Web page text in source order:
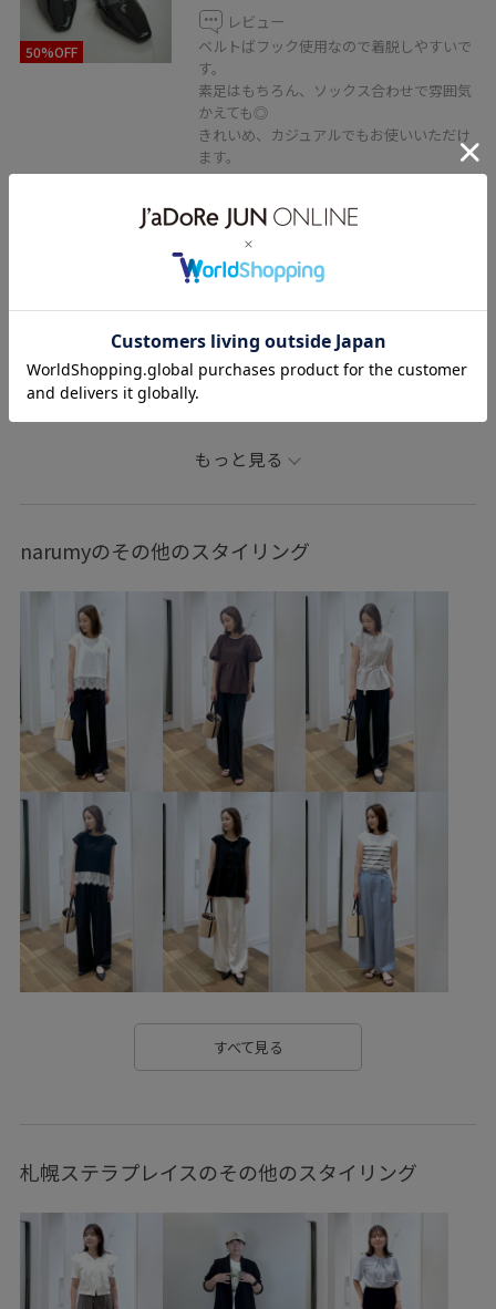
50%OFF
レビュー
ベルトばフック使用なので着脱しやすいで
す。
素足はもちろん、ソックス合わせで雰囲気
かえても◎
きれいめ、カジュアルでもお使いいただけ
ます。
春コーデ 初夏コーデ
デートコーデ お出かけコーデ 大人カジュアル
パンツスタイル ROPÉ PICNIC ストレート
ノーマル トップス
GDM16660
26SSシャーベットニット 2BUY10%OFF対象商品
UVカット Vネック
ちゃんとプラスかわいい保証 ウエスト切り替え
カラーニット カーディガン コットン サンダル
シアー シアー感 シアー素材 シャリ感 スカーフ
スタイルアップ スッキリ ソックス
タイツ タイト デニムに合わせる ドライ
ドライタッチ ナイロン ニット ベーシック
ベーシックカラー ペプラム メリハリ レイヤード風
ワイドパンツ 上品 伸縮性 冷んやり 切り替え
肌触りが良い 脚長効果 薄手
もっと見る
narumyのその他のスタイリング
すべて見る
札幌ステラプレイスのその他のスタイリング